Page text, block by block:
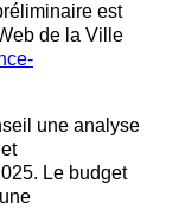
est
de la Ville
une analyse
Le budget